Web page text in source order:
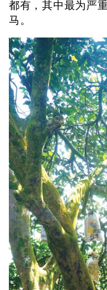
都有，其中最为严
马。